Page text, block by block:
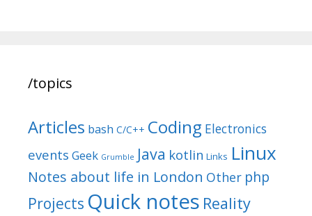
/topics
Articles bash C/C++ Coding Electronics
events Geek Grumble Java kotlin Links Linux
Notes about life in London Other php
Projects Quick notes Reality